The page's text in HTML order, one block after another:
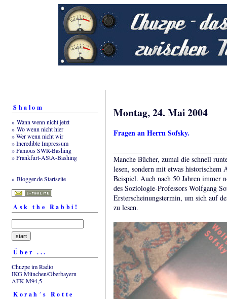
Shalom
» Wann wenn nicht jetzt
» Wo wenn nicht hier
» Wer wenn nicht wir
» Incredible Impressum
» Famous SWR-Bashing
» Frankfurt-AStA-Bashing
» Blogger.de Startseite
Ask the Rabbi!
Über ...
Chuzpe im Radio
IKG München/Oberbayern
AFK M94,5
Korah´s Rotte
Montag, 24. Mai 2004
Fragen an Herrn Sofsky.
Manche Bücher, zumal die schnell
lesen, sondern mit etwas
Beispiel. Auch nach 50 Jahren immer
des Soziologie-Professors Wolfgang
Ersterscheinungstermin, um sich auf
zu lesen.